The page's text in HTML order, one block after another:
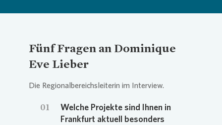
Fünf Fragen an Dominique
Eve Lieber
Die Regionalbereichsleiterin im Interview.
01
Welche Projekte sind Ihnen in
Frankfurt aktuell besonders